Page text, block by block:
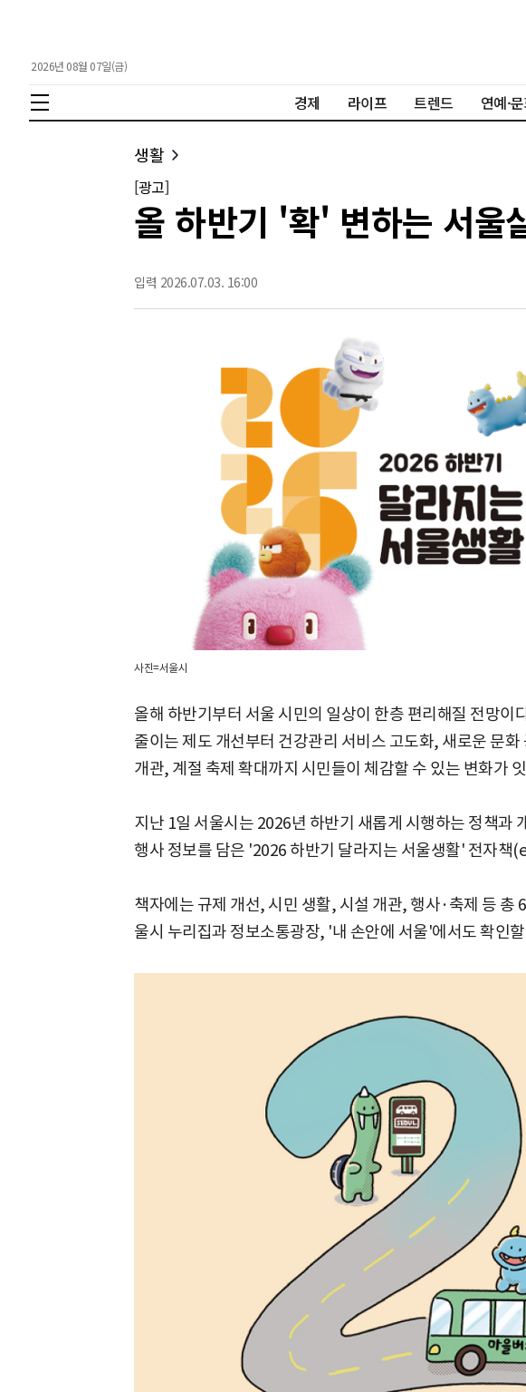
2026년 08월 07일(금)
경제 라이프 트렌드 연예·
생활
[광고]
올 하반기 '확' 변하는 서울
입력 2026.07.03. 16:00
사진=서울시
올해 하반기부터 서울 시민의 일상이 한층 편리해질 전망이
줄이는 제도 개선부터 건강관리 서비스 고도화, 새로운 문화
개관, 계절 축제 확대까지 시민들이 체감할 수 있는 변화가
지난 1일 서울시는 2026년 하반기 새롭게 시행하는 정책과
행사 정보를 담은 '2026 하반기 달라지는 서울생활' 전자책
책자에는 규제 개선, 시민 생활, 시설 개관, 행사·축제 등 총
울시 누리집과 정보소통광장, '내 손안에 서울'에서도 확인